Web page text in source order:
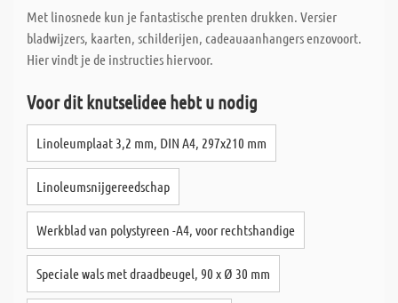
Met linosnede kun je fantastische prenten drukken. Versier
bladwijzers, kaarten, schilderijen, cadeauaanhangers enzovoort.
Hier vindt je de instructies hiervoor.
Voor dit knutselidee hebt u nodig
Linoleumplaat 3,2 mm, DIN A4, 297x210 mm
Linoleumsnijgereedschap
Werkblad van polystyreen -A4, voor rechtshandige
Speciale wals met draadbeugel, 90 x Ø 30 mm